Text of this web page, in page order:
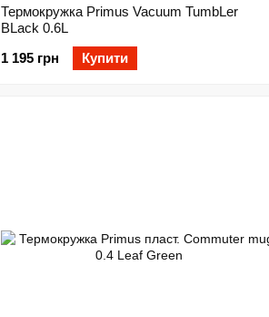
Термокружка Primus Vacuum TumbLer
BLack 0.6L
1 195 грн
Купити